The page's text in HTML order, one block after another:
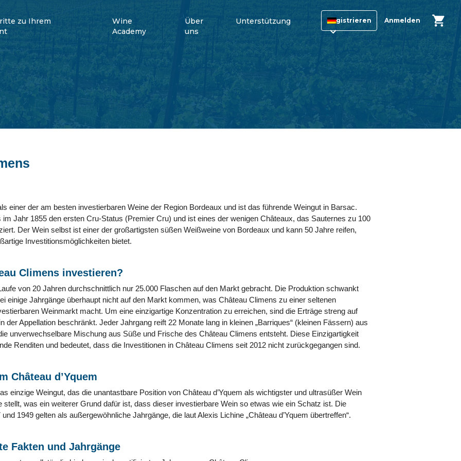
zu Ihrem
Wine
Academy
Über
uns
Unterstützung Registrieren Anmelden
einer der am besten investierbaren Weine der Region Bordeaux und ist das führende Weingut in Barsac.
Jahr 1855 den ersten Cru-Status (Premier Cru) und ist eines der wenigen Châteaux, das Sauternes zu 100
Der Wein selbst ist einer der großartigsten süßen Weißweine von Bordeaux und kann 50 Jahre reifen,
Investitionsmöglichkeiten bietet.
Climens investieren?
von 20 Jahren durchschnittlich nur 25.000 Flaschen auf den Markt gebracht. Die Produktion schwankt
einige Jahrgänge überhaupt nicht auf den Markt kommen, was Château Climens zu einer seltenen
Weinmarkt macht. Um eine einzigartige Konzentration zu erreichen, sind die Erträge streng auf
der Appellation beschränkt. Jeder Jahrgang reift 22 Monate lang in kleinen „Barriques“ (kleinen Fässern) aus
unverwechselbare Mischung aus Süße und Frische des Château Climens entsteht. Diese Einzigartigkeit
Renditen und bedeutet, dass die Investitionen in Château Climens seit 2012 nicht zurückgegangen sind.
Château d’Yquem
einzige Weingut, das die unantastbare Position von Château d’Yquem als wichtigster und ultrasüßer Wein
stellt, was ein weiterer Grund dafür ist, dass dieser investierbare Wein so etwas wie ein Schatz ist. Die
1949 gelten als außergewöhnliche Jahrgänge, die laut Alexis Lichine „Château d’Yquem übertreffen“.
Fakten und Jahrgänge